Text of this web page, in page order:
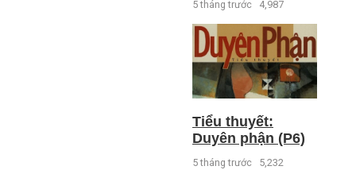
5 tháng trước 4,987
Tiểu thuyết:
Duyên phận (P6)
5 tháng trước 5,232